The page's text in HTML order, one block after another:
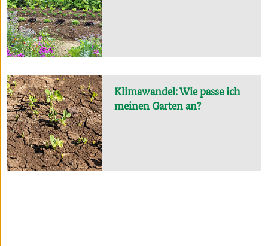
Klimawandel: Wie passe ich
meinen Garten an?